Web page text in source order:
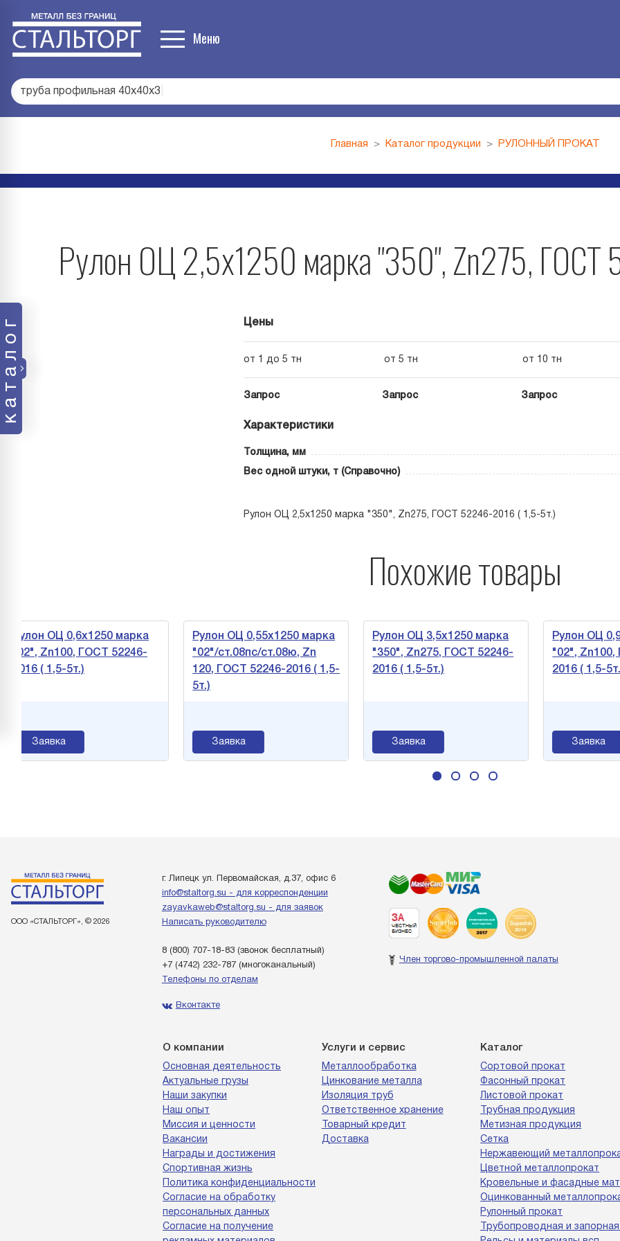
Меню
труба профильная 40х40х3
каталог
Главная Каталог продукции РУЛОННЫЙ ПРОКАТ
Рулон ОЦ 2,5х1250 марка "350", Zn275,
Цены
от 1 до 5 тн от 5 тн от 10 тн
Запрос Запрос Запрос
Характеристики
Толщина, мм
Вес одной штуки, т (Справочно)
Рулон ОЦ 2,5х1250 марка "350", Zn275, ГОСТ 52246-2016 ( 1,5-5т.)
Похожие товары
ОЦ 0,6х1250 марка
Zn100, ГОСТ 52246-
( 1,5-5т.)
Рулон ОЦ 0,55х1250 марка
"02"/ст.08пс/ст.08ю, Zn
120, ГОСТ 52246-2016 ( 1,5-
Рулон ОЦ 3,5х1250 марка
"350", Zn275, ГОСТ 52246-
2016 ( 1,5-5т.)
Рулон ОЦ 0,9х1500
"02", Zn100, ГОСТ
2016 ( 1,5-5т.)
ООО «СТАЛЬТОРГ», © 2026
г. Липецк ул. Первомайская, д.37, офис 6
info@staltorg.su - для корреспонденции
zayavkaweb@staltorg.su - для заявок
Написать руководителю
8 (800) 707-18-83(звонок бесплатный)
+7 (4742) 232-787(многоканальный)
Телефоны по отделам
Вконтакте
О компании
Основная деятельность
Актуальные грузы
Наши закупки
Наш опыт
Миссия и ценности
Вакансии
Награды и достижения
Спортивная жизнь
Политика конфиденциальности
Согласие на обработку
персональных данных
Согласие на получение
Услуги и сервис
Металлообработка
Цинкование металла
Изоляция труб
Ответственное хранение
Товарный кредит
Доставка
Каталог
Сортовой прокат
Фасонный прокат
Листовой прокат
Трубная продукция
Метизная продукция
Сетка
Нержавеющий
Цветной металлопрокат
Кровельные и фасадные
Оцинкованный
Рулонный прокат
Трубопроводная и
Член торгово-промышленной палаты